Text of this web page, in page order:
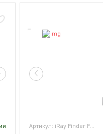
Артикул: iRay Finder FL 35R